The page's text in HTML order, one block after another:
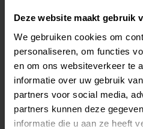
Deze website maakt gebruik
We gebruiken cookies om
personaliseren, om functies
en om ons websiteverkeer te
informatie over uw gebruik
partners voor social media,
partners kunnen deze
informatie die u aan ze heeft